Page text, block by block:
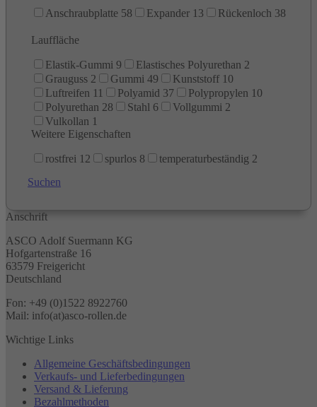
Anschraubplatte 58 Expander 13 Rückenloch 38
Lauffläche
Elastik-Gummi 9 Elastisches Polyurethan 2
Grauguss 2 Gummi 49 Kunststoff 10
Luftreifen 11 Polyamid 37 Polypropylen 10
Polyurethan 28 Stahl 6 Vollgummi 2
Vulkollan 1
Weitere Eigenschaften
rostfrei 12 spurlos 8 temperaturbeständig 2
Suchen
Anschrift
ASCO Adolf Suermann KG
Hofgartenstraße 16
63579 Freigericht
Deutschland
Fon: +49 (0)1522 8922760
Mail: info(at)asco-rollen.de
Wichtige Links
Allgemeine Geschäftsbedingungen
Verkaufs- und Lieferbedingungen
Versand & Lieferung
Bezahlmethoden